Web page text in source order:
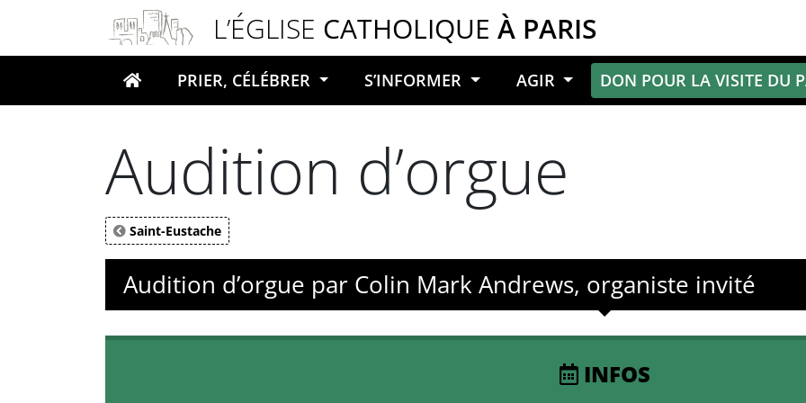
L’ÉGLISE CATHOLIQUE À PARIS
Votre recherche
PRIER, CÉLÉBRER S’INFORMER AGIR DON POUR LA VISITE DU
Audition d’orgue
Saint-Eustache
Audition d’orgue par Colin Mark Andrews, organiste invité
INFOS
Panneau de gestion des cookies